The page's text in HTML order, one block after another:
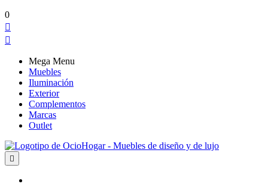
0


Mega Menu
Muebles
Iluminación
Exterior
Complementos
Marcas
Outlet
